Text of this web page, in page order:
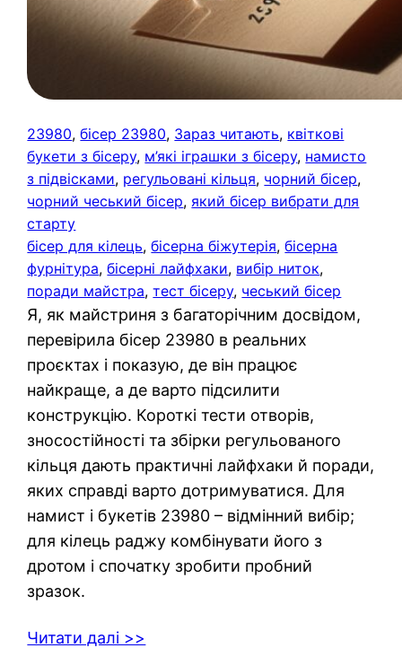
23980, бісер 23980, Зараз читають, квіткові
букети з бісеру, м’які іграшки з бісеру, намисто
з підвісками, регульовані кільця, чорний бісер
чорний чеський бісер, який бісер вибрати для
старту
бісер для кілець, бісерна біжутерія, бісерна
фурнітура, бісерні лайфхаки, вибір ниток
поради майстра, тест бісеру, чеський бісер
Я, як майстриня з багаторічним досвідом,
перевірила бісер 23980 в реальних
проєктах і показую, де він працює
найкраще, а де варто підсилити
конструкцію. Короткі тести отворів,
зносостійності та збірки регульованого
кільця дають практичні лайфхаки й поради,
яких справді варто дотримуватися. Для
намист і букетів 23980 – відмінний вибір;
для кілець раджу комбінувати його з
дротом і спочатку зробити пробний
зразок.
Читати далі >>